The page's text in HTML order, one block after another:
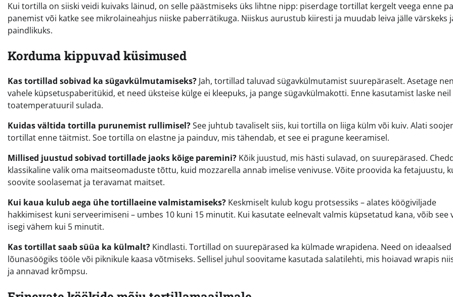
Kui tortilla on siiski veidi kuivaks läinud, on selle päästmiseks üks lihtne nipp: piserdage tortillat kergelt veega enne
panemist või katke see mikrolaineahjus niiske paberrätikuga. Niiskus aurustub kiiresti ja muudab leiva jälle värskeks
paindlikuks.
Korduma kippuvad küsimused
Kas tortillad sobivad ka sügavkülmutamiseks? Jah, tortillad taluvad sügavkülmutamist suurepäraselt. Asetage
vahele küpsetuspaberitükid, et need üksteise külge ei kleepuks, ja pange sügavkülmakotti. Enne kasutamist laske neil
toatemperatuuril sulada.
Kuidas vältida tortilla purunemist rullimisel?See juhtub tavaliselt siis, kui tortilla on liiga külm või kuiv. Alati
tortillat enne täitmist. Soe tortilla on elastne ja painduv, mis tähendab, et see ei pragune keeramisel.
Millised juustud sobivad tortillade jaoks kõige paremini? Kõik juustud, mis hästi sulavad, on suurepärased.
klassikaline valik oma maitseomaduste tõttu, kuid mozzarella annab imelise venivuse. Võite proovida ka fetajuustu,
soovite soolasemat ja teravamat maitset.
Kui kaua kulub aega ühe tortillaeine valmistamiseks? Keskmiselt kulub kogu protsessiks – alates köögiviljade
hakkimisest kuni serveerimiseni – umbes 10 kuni 15 minutit. Kui kasutate eelnevalt valmis küpsetatud kana, võib see
isegi vähem kui 5 minutit.
Kas tortillat saab süüa ka külmalt? Kindlasti. Tortillad on suurepärased ka külmade wrapidena. Need on ideaalsed
lõunasöögiks tööle või piknikule kaasa võtmiseks. Sellisel juhul soovitame kasutada salatilehti, mis hoiavad wrapis
ja annavad krõmpsu.